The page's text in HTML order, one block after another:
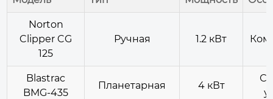
Norton
Clipper CG
125
Ручная 1.2 кВт
Blastrac
BMG-435
Планетарная 4 кВт